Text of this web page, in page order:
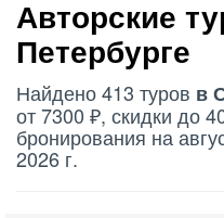
Авторские
Петербурге
Найдено 413 туров в
от 7300 ₽, скидки до
бронирования на
2026 г.